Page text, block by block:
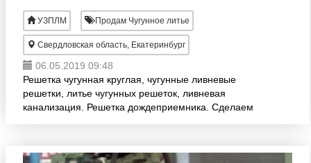
УЗПЛМ Продам Чугунное литье
Свердловская область, Екатеринбург
06.05.2019 09:48
Решетка чугунная круглая, чугунные ливневые
решетки, литье чугунных решеток, ливневая
канализация. Решетка дождеприемника. Сделаем